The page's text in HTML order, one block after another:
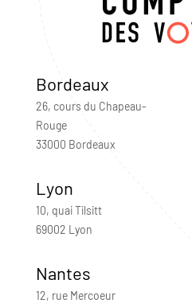
Bordeaux
26, cours du Chapeau-
Rouge
33000 Bordeaux
Lyon
10, quai Tilsitt
69002 Lyon
Nantes
12, rue Mercoeur